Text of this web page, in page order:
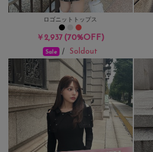
ロゴニットトップス
￥2,937(70%OFF)
Sale /Soldout